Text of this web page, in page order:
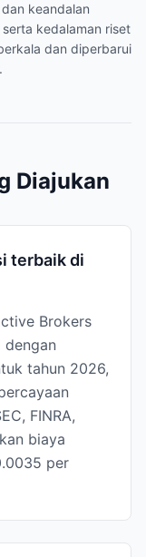
keandalan
kedalaman riset
dan diperbarui
Diajukan
terbaik di
Brokers
tahun 2026,
FINRA,
biaya
per